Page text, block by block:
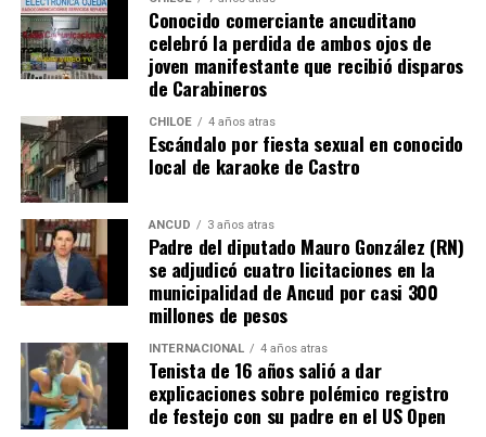
quien tuvo tres intervenciones notables.
River buscaba de todas las maneras abrir el marcador,
pero algo siempre se lo impedía. A los 12′ del segundo
tiempo, Nicolás De la Cruz sacó un remate tremendo de
media distancia que llevaba destino de gol, pero que
‘Chiquito’ con un manotazo salvador, mandó al córner.
Luego,Pablo Solari, exjugador de Colo Colo, definió
cruzado y la pelota pegó en el segundo palo. Era un
anticipo de lo ocurriría en los minutos finales.
A los 90+2 minutos, el juez Darío Herrera cobró penal a
favor del elenco ‘millonario’, por una falta contra el
‘Pibe’ Solari quien se anticipó a su marcador.El
colombiano Miguel Borja transformó la pena
máxima en gol
Conocido comerciante ancuditano
celebró la perdida de ambos ojos de
joven manifestante que recibió disparos
de Carabineros
CHILOE 4 años atras
Escándalo por fiesta sexual en conocido
local de karaoke de Castro
ANCUD 3 años atras
Padre del diputado Mauro González (RN)
se adjudicó cuatro licitaciones en la
municipalidad de Ancud por casi 300
millones de pesos
INTERNACIONAL 4 años atras
Tenista de 16 años salió a dar
explicaciones sobre polémico registro
de festejo con su padre en el US Open